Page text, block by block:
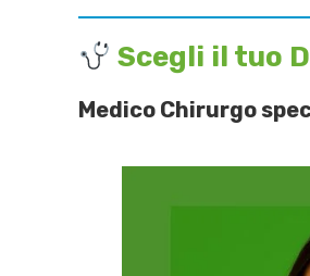
Scegli il tuo
Medico Chirurgo